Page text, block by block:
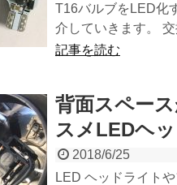
T16バルブをLED化
介していきます。
記事を読む
背面スペー
スメLEDヘ
2018/6/25
LED ヘッドライト